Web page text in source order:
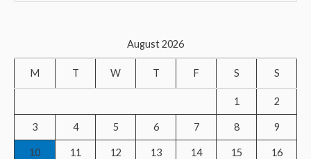
c
o
August 2026
M T W T F S S
1 2
3 4 5 6 7 8 9
10 11 12 13 14 15 16